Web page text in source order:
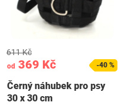
od 369 Kč
611 Kč
-40 %
Černý náhubek pro psy
30 x 30 cm